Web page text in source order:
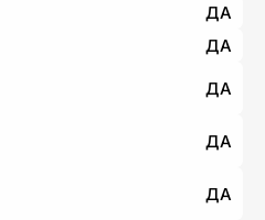
ДА
ДА
ДА
ДА
ДА